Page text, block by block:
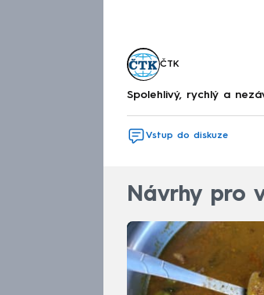
ČTK
Spolehlivý, rychlý a
Vstup do diskuze
Návrhy pro